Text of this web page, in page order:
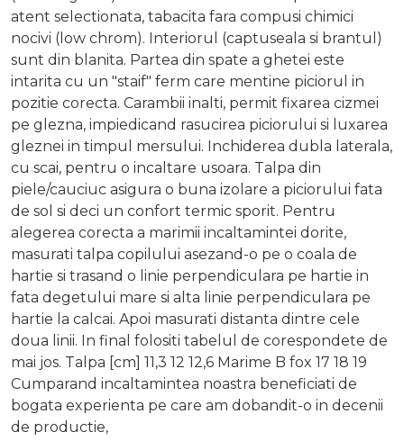
atent selectionata, tabacita fara compusi chimici
nocivi (low chrom). Interiorul (captuseala si brantul)
sunt din blanita. Partea din spate a ghetei este
intarita cu un "staif" ferm care mentine piciorul in
pozitie corecta. Carambii inalti, permit fixarea cizmei
pe glezna, impiedicand rasucirea piciorului si luxarea
gleznei in timpul mersului. Inchiderea dubla laterala,
cu scai, pentru o incaltare usoara. Talpa din
piele/cauciuc asigura o buna izolare a piciorului fata
de sol si deci un confort termic sporit. Pentru
alegerea corecta a marimii incaltamintei dorite,
masurati talpa copilului asezand-o pe o coala de
hartie si trasand o linie perpendiculara pe hartie in
fata degetului mare si alta linie perpendiculara pe
hartie la calcai. Apoi masurati distanta dintre cele
doua linii. In final folositi tabelul de corespondete de
mai jos. Talpa [cm] 11,3 12 12,6 Marime B fox 17 18 19
Cumparand incaltamintea noastra beneficiati de
bogata experienta pe care am dobandit-o in decenii
de productie,